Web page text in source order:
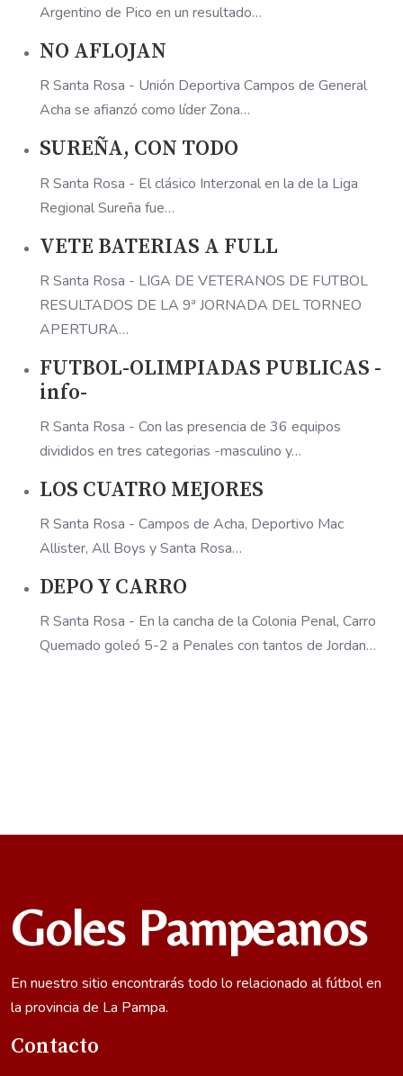
Argentino de Pico en un resultado…
NO AFLOJAN
R Santa Rosa - Unión Deportiva Campos de General
Acha se afianzó como líder Zona…
SUREÑA, CON TODO
R Santa Rosa - El clásico Interzonal en la de la Liga
Regional Sureña fue…
VETE BATERIAS A FULL
R Santa Rosa - LIGA DE VETERANOS DE FUTBOL
RESULTADOS DE LA 9ª JORNADA DEL TORNEO
APERTURA…
FUTBOL-OLIMPIADAS PUBLICAS -
info-
R Santa Rosa - Con las presencia de 36 equipos
divididos en tres categorias -masculino y…
LOS CUATRO MEJORES
R Santa Rosa - Campos de Acha, Deportivo Mac
Allister, All Boys y Santa Rosa…
DEPO Y CARRO
R Santa Rosa - En la cancha de la Colonia Penal, Carro
Quemado goleó 5-2 a Penales con tantos de Jordan…
Goles Pampeanos
En nuestro sitio encontrarás todo lo relacionado al fútbol en
la provincia de La Pampa.
Contacto